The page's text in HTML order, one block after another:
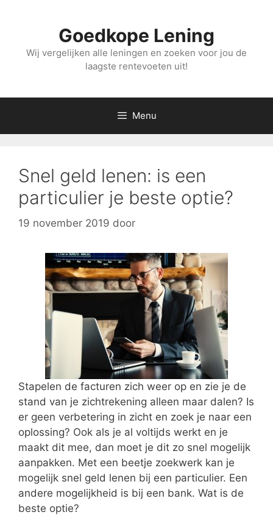
inhoud
Goedkope Lening
Wij vergelijken alle leningen en zoeken voor jou de
laagste rentevoeten uit!
Menu
Snel geld lenen: is een
particulier je beste optie?
19 november 2019 door
Stapelen de facturen zich weer op en zie je de
stand van je zichtrekening alleen maar dalen? Is
er geen verbetering in zicht en zoek je naar een
oplossing? Ook als je al voltijds werkt en je
maakt dit mee, dan moet je dit zo snel mogelijk
aanpakken. Met een beetje zoekwerk kan je
mogelijk snel geld lenen bij een particulier. Een
andere mogelijkheid is bij een bank. Wat is de
beste optie?